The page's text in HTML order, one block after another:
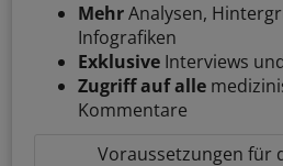
MehrAnalysen,
Infografiken
Exklusive Interviews
Zugriff auf alle
Kommentare
Voraussetzungen für